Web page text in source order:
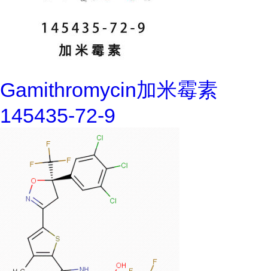
Gamithromycin加米霉素
145435-72-9